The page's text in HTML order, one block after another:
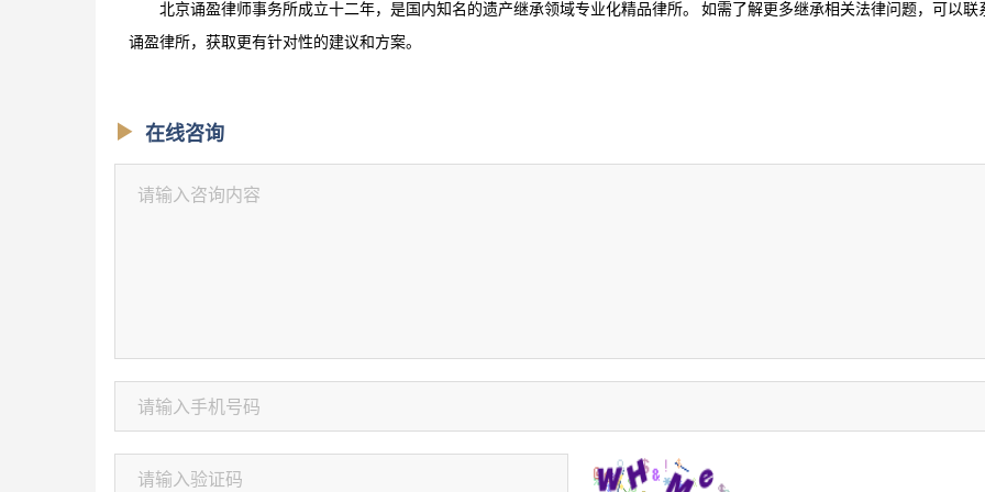
北京诵盈律师事务所成立十二年，是国内知名的遗产继承领域专业化精品律所。 如需了解更多继承相关法律问题，可以联
诵盈律所，获取更有针对性的建议和方案。
在线咨询